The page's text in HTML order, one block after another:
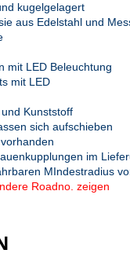
kugelgelagert
aus Edelstahl und
mit LED Beleuchtung
mit LED
Kunststoff
sich aufschieben
im
MIndestradius
Roadno. zeigen